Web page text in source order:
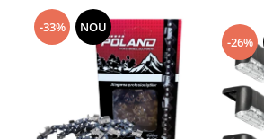
Scule pentru Gresie și Sticlă
Scule pentru grădină
Suflantă frunze
Suporturi laptop
Tirbușoane și deschizătoare de
sticle
-33% NOU
-26%